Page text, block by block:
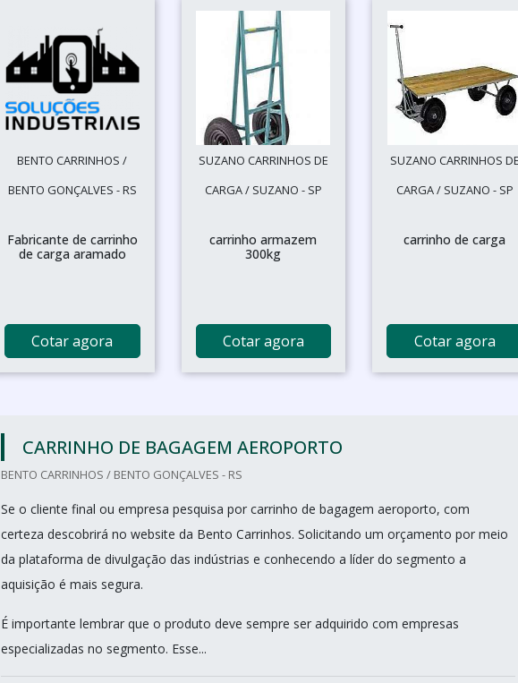
BENTO CARRINHOS /
BENTO GONÇALVES - RS
Fabricante de carrinho
de carga aramado
Cotar agora
SUZANO CARRINHOS DE
CARGA / SUZANO - SP
carrinho armazem
300kg
Cotar agora
SUZANO CARRINHOS DE
CARGA / SUZANO - SP
carrinho de carga
Cotar agora
CARRINHO DE BAGAGEM AEROPORTO
BENTO CARRINHOS / BENTO GONÇALVES - RS
Se o cliente final ou empresa pesquisa por carrinho de bagagem aeroporto, com
certeza descobrirá no website da Bento Carrinhos. Solicitando um orçamento por meio
da plataforma de divulgação das indústrias e conhecendo a líder do segmento a
aquisição é mais segura.
É importante lembrar que o produto deve sempre ser adquirido com empresas
especializadas no segmento. Esse...